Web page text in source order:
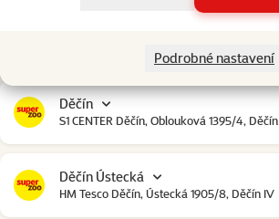
Podrobné nastavení
Děčín
S1 CENTER Děčín, Oblouková 1395/4, Děčín
Děčín Ústecká
HM Tesco Děčín, Ústecká 1905/8, Děčín IV